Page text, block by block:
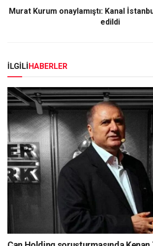
Murat Kurum onaylamıştı: Kanal
edildi
İLGİLİHABERLER